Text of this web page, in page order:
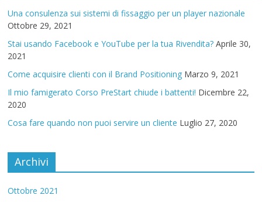
Una consulenza sui sistemi di fissaggio per un player nazionale
Ottobre 29, 2021
Stai usando Facebook e YouTube per la tua Rivendita? Aprile 30,
2021
Come acquisire clienti con il Brand Positioning Marzo 9, 2021
Il mio famigerato Corso PreStart chiude i battenti! Dicembre 22,
2020
Cosa fare quando non puoi servire un cliente Luglio 27, 2020
Archivi
Ottobre 2021